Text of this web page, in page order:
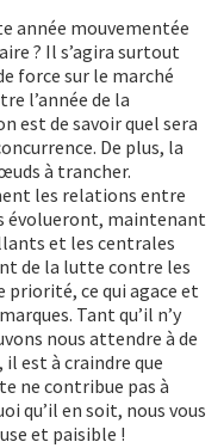
année mouvementée
? Il s’agira surtout
force sur le marché
l’année de la
est de savoir quel sera
De plus, la
à trancher.
les relations entre
évolueront, maintenant
et les centrales
de la lutte contre les
ce qui agace et
Tant qu’il n’y
nous attendre à de
est à craindre que
ne contribue pas à
qu’il en soit, nous vous
et paisible !